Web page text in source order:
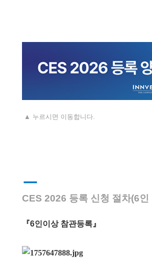
▲ 누르시면 이동합니다.
ㅡ
CES 2026 등록 신청 절차(6인
『6인이상 참관등록』